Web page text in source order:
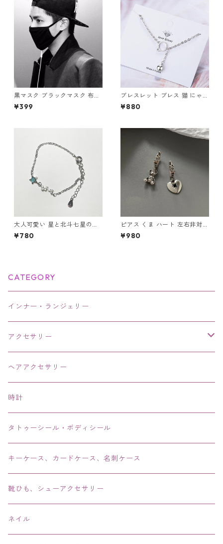
黒マスク ブラックマスク 布マ
スク 洗える マスク お洒落 フ
ァッション ブラック フェイス
¥399
ブレスレット ブレス 猫 にゃん
こ 鈴 ネコに鈴 チェーン 華奢
猫の顔 CAT フェイス 可愛い
¥880
大人可愛い 星と北斗七星のブ
レスレット ビジュー シルバー
スター 華奢デザイン
¥780
ピアス くま ハート 左右非対称
チャーム シルバー 地雷系 韓国
アシメ レディースアクセサリ
¥980
CATEGORY
インナー・ランジェリー
アクセサリー
ネックレス・チョーカー
ピアス・イヤリング・鼻ピアス
リング・指輪
ブレス・バングル・ブレスレット・腕輪
アンクレット
ヘアアクセサリー
時計
タトゥーシール・ボディシール
キーケース、カードケース、名刺ケース
靴ひも、シューアクセサリー
ネイル